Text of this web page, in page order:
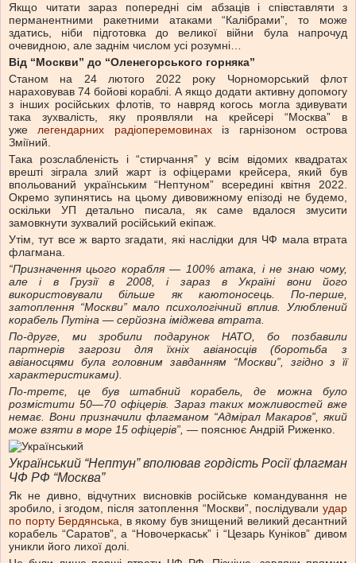
Якщо читати зараз попередні сім абзаців і співставляти з
перманентними ракетними атаками “Калібрами”, то може
здатись, ніби підготовка до великої війни була напрочуд
очевидною, але заднім числом усі розумні…
Від “Москви” до “Оленегорського горняка”
Станом на 24 лютого 2022 року Чорноморський флот
нараховував 74 бойові кораблі. А якщо додати активну допомогу
з інших російських флотів, то навряд когось могла здивувати
така зухвалість, яку проявляли на крейсері “Москва” в
ужелегендарних радіоперемовинахіз гарнізоном острова
Зміїний.
Така розслабленість і “стирчання” у всім відомих квадратах
врешті зіграла злий жарт із офіцерами крейсера, який був
впольований українським “Нептуном” всередині квітня 2022.
Окремо зупинятись на цьому дивовижному епізоді не будемо,
оскільки УП детально писала, як саме вдалося змусити
замовкнути зухвалий російський екіпаж.
Утім, тут все ж варто згадати, які наслідки для ЧФ мала втрата
флагмана.
“Призначення цього корабля — 100% атака, і не знаю чому,
але і в Грузії в 2008, і зараз в Україні вони його
використовували більше як каютоносець.
По-перше,
затоплення “Москви” мало психологічний вплив. Улюблений
корабель Путіна — серйозна іміджева втрата.
По-друге, ми зробили подарунок НАТО, бо позбавили
партнерів загрози для їхніх авіаносців (боротьба з
авіаносцями була головним завданням “Москви”, згідно з її
характеристиками).
По-третє, це був штабний корабель, де можна було
розмістити 50—70 офіцерів. Зараз таких можливостей вже
немає. Вони призначили флагманом “Адмірал Макаров”, який
може взяти в море 15 офіцерів”, — пояснює Андрій Риженко.
Український “Нептун” вполював гордість Росії флагман
ЧФ РФ “Москва”
Як не дивно, відчутних висновків російське командування не
зробило, і згодом, після затоплення “Москви”, послідували удар
по порту Бердянська, в якому був знищений великий десантний
корабель “Саратов”, а “Новочеркаськ” і “Цезарь Куніков” дивом
уникли його лихої долі.